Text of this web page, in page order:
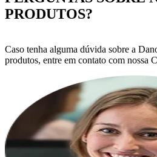
PRODUTOS?
Caso tenha alguma dúvida sobre a
produtos, entre em contato com nossa